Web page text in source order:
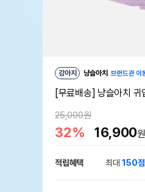
강아지 냥슬아치 브랜드관 이
[무료배송] 냥슬아치
25,000원
32% 16,900원
적립혜택 최대150점